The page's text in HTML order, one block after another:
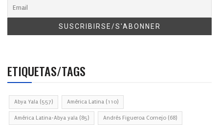
ETIQUETAS/TAGS
Abya Yala (557) América Latina (110)
América Latina-Abya yala (85) Andrés Figueroa Cornejo (68)